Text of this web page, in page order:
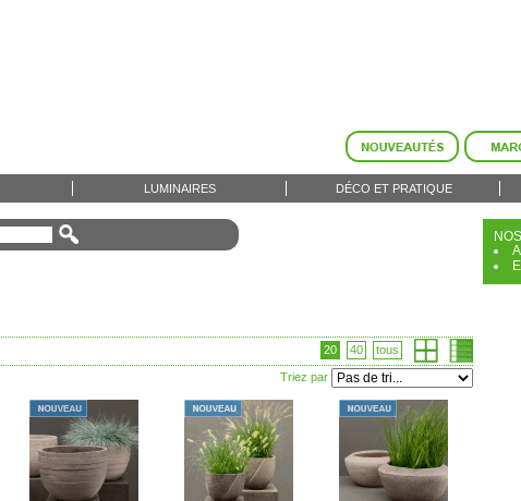
LUMINAIRES DÉCO ET PRATIQUE
Triez par
20 40 tous